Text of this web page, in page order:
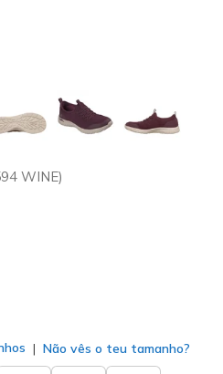
WINE)
Não vês o teu tamanho?